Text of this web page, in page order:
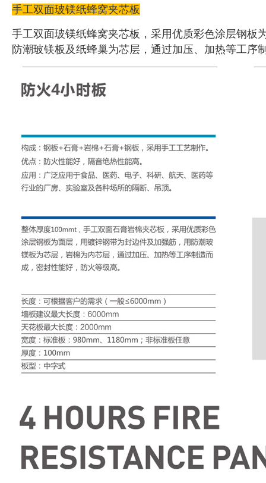
手工双面玻镁纸蜂窝夹芯板
手工双面玻镁纸蜂窝夹芯板，采用优质彩色涂层钢板
防潮玻镁板及纸蜂巢为芯层，通过加压、加热等工序